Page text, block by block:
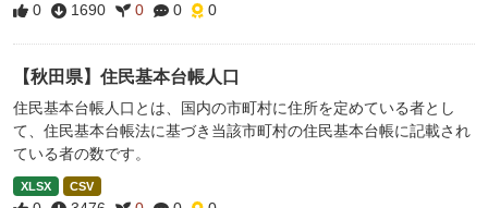
0 1690 0 0 0
【秋田県】住民基本台帳人口
住民基本台帳人口とは、国内の市町村に住所を定めている者とし
て、住民基本台帳法に基づき当該市町村の住民基本台帳に記載され
ている者の数です。
XLSX CSV